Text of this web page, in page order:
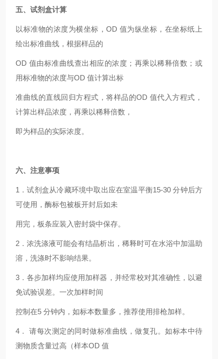
五、试剂盒计算
以标准物的浓度为横坐标，OD 值为纵坐标，在坐标纸上
绘出标准曲线，根据样品的
OD 值由标准曲线查出相应的浓度；再乘以稀释倍数；或
用标准物的浓度与OD 值计算出标
准曲线的直线回归方程式，将样品的OD 值代入方程式，
计算出样品浓度，再乘以稀释倍数，
即为样品的实际浓度。
六、注意事项
1 ．试剂盒从冷藏环境中取出应在室温平衡15-30 分钟后方
可使用，酶标包被板开封后如未
用完，板条应装入密封袋中保存。
2 ．浓洗涤液可能会有结晶析出，稀释时可在水浴中加温助
溶，洗涤时不影响结果。
3 ．各步加样均应使用加样器，并经常校对其准确性，以避
免试验误差。一次加样时间
控制在5 分钟内，如标本数量多，推荐使用排枪加样。
4 ． 请每次测定的同时做标准曲线，做复孔。如标本中待
测物质含量过高（样本OD 值